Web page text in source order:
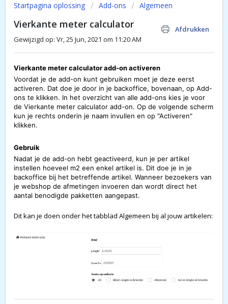
Startpagina oplossing Add-ons Algemeen
Vierkante meter calculator
Afdrukken
Gewijzigd op: Vr, 25 Jun, 2021 om 11:20 AM
Vierkante meter calculator add-on activeren
Voordat je de add-on kunt gebruiken moet je deze eerst
activeren. Dat doe je door in je backoffice, bovenaan, op Add-
ons te klikken. In het overzicht van alle add-ons kies je voor
de Vierkante meter calculator add-on. Op de volgende scherm
kun je rechts onderin je naam invullen en op "Activeren"
klikken.
Gebruik
Nadat je de add-on hebt geactiveerd, kun je per artikel
instellen hoeveel m2 een enkel artikel is. Dit doe je in je
backoffice bij het betreffende artikel. Wanneer bezoekers van
je webshop de afmetingen invoeren dan wordt direct het
aantal benodigde pakketten aangepast.
Dit kan je doen onder het tabblad Algemeen bij al jouw artikelen: